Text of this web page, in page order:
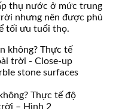
thụ nước ở mức trung
nhưng nên được phủ
tối ưu tuổi thọ.
Thực tế độ
– Hình 2